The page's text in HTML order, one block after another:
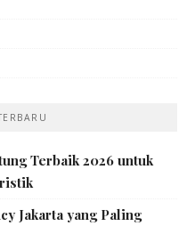
Terbaik 2026 untuk
Jakarta yang Paling